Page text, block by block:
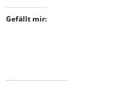
Gefällt mir: